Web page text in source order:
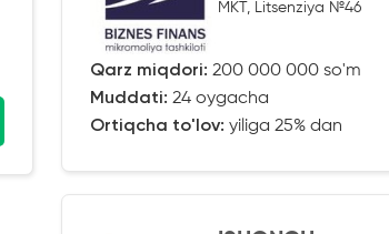
MKT, Litsenziya №46
Qarz miqdori: 200 000 000 so'm
Muddati: 24 oygacha
Ortiqcha to'lov: yiliga 25% dan